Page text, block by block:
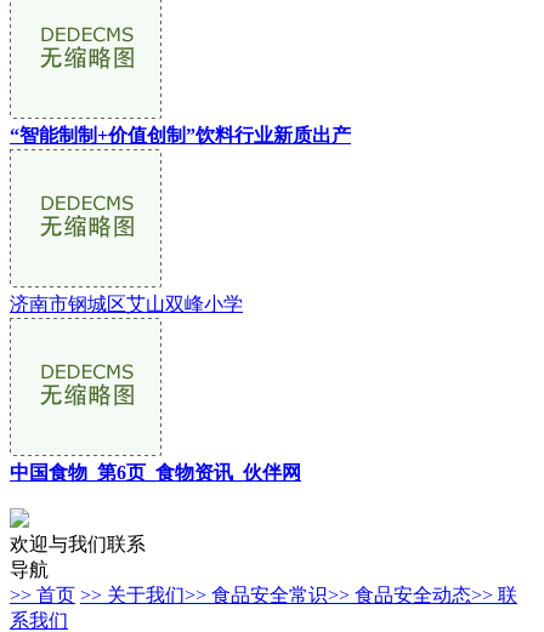
“智能制制+价值创制”饮料行业新质出产
济南市钢城区艾山双峰小学
中国食物_第6页_食物资讯_伙伴网
欢迎与我们联系
导航
>> 首页 >> 关于我们>> 食品安全常识>> 食品安全动态>> 联
系我们